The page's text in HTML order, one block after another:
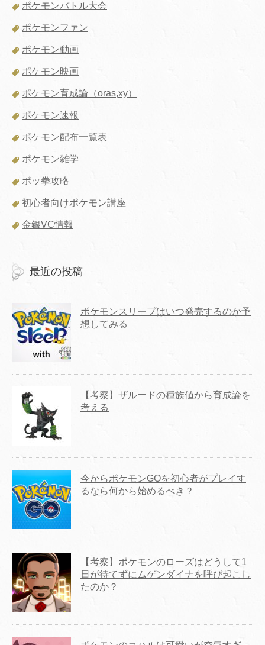
ポケモンバトル大会
ポケモンファン
ポケモン動画
ポケモン映画
ポケモン育成論（oras,xy）
ポケモン速報
ポケモン配布一覧表
ポケモン雑学
ポッ拳攻略
初心者向けポケモン講座
金銀VC情報
最近の投稿
ポケモンスリープはいつ発売するのか予
想してみる
【考察】ザルードの種族値から育成論を
考える
今からポケモンGOを初心者がプレイす
るなら何から始めるべき？
【考察】ポケモンのローズはどうして1
日が待てずにムゲンダイナを呼び起こし
たのか？